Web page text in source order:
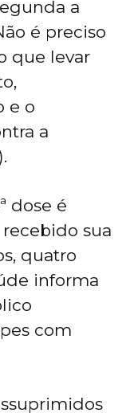
a
é preciso
que levar
e o
a
dose é
sua
quatro
informa
com